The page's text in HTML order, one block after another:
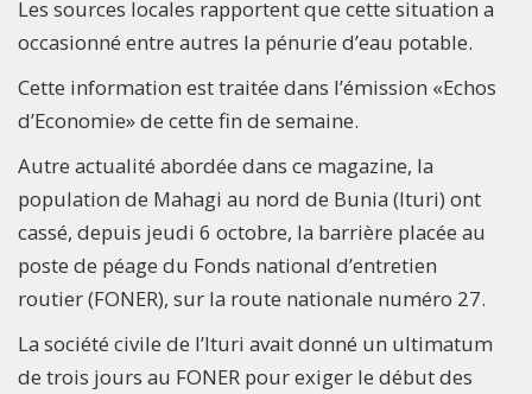
Les sources locales rapportent que cette situation a
occasionné entre autres la pénurie d’eau potable.
Cette information est traitée dans l’émission «Echos
d’Economie» de cette fin de semaine.
Autre actualité abordée dans ce magazine, la
population de Mahagi au nord de Bunia (Ituri) ont
cassé, depuis jeudi 6 octobre, la barrière placée au
poste de péage du Fonds national d’entretien
routier (FONER), sur la route nationale numéro 27.
La société civile de l’Ituri avait donné un ultimatum
de trois jours au FONER pour exiger le début des